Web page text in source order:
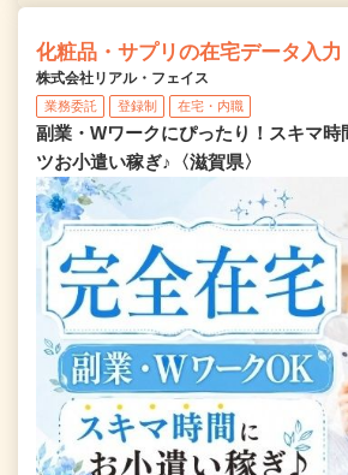
化粧品・サプリの在宅データ入力
株式会社リアル・フェイス
業務委託 登録制 在宅・内職
副業・Wワークにぴったり！スキマ時
ツお小遣い稼ぎ♪〈滋賀県〉